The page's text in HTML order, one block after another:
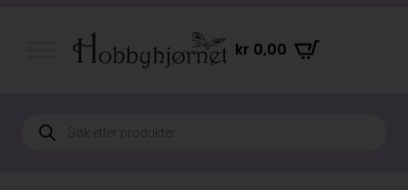
kr 0,00
Products
search